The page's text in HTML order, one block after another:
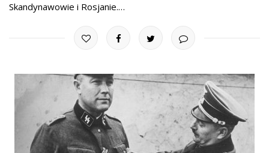
Skandynawowie i Rosjanie.…